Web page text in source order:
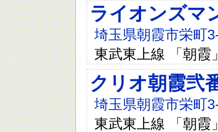
ライオンズマ
埼玉県朝霞市栄町
東武東上線 「朝霞
クリオ朝霞弐
埼玉県朝霞市栄町
東武東上線 「朝霞